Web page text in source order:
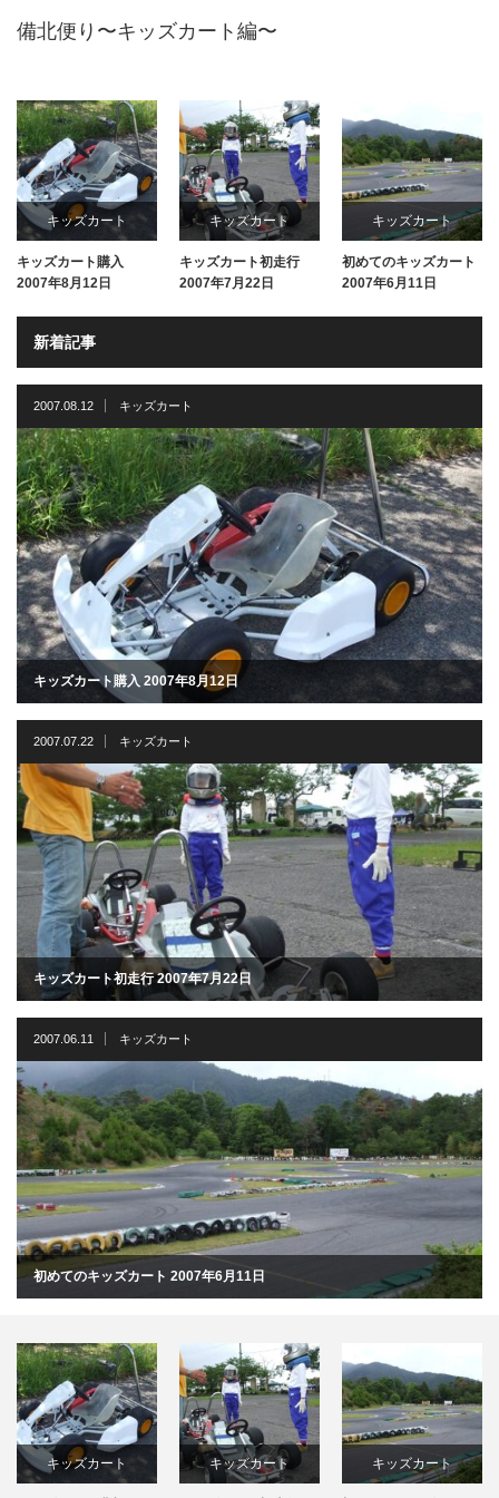
備北便り〜キッズカート編〜
キッズカート
キッズカート購入
2007年8月12日
キッズカート
キッズカート初走行
2007年7月22日
キッズカート
初めてのキッズカート
2007年6月11日
新着記事
2007.08.12 キッズカート
キッズカート購入 2007年8月12日
2007.07.22 キッズカート
キッズカート初走行 2007年7月22日
2007.06.11 キッズカート
初めてのキッズカート 2007年6月11日
キッズカート キッズカート キッズカート